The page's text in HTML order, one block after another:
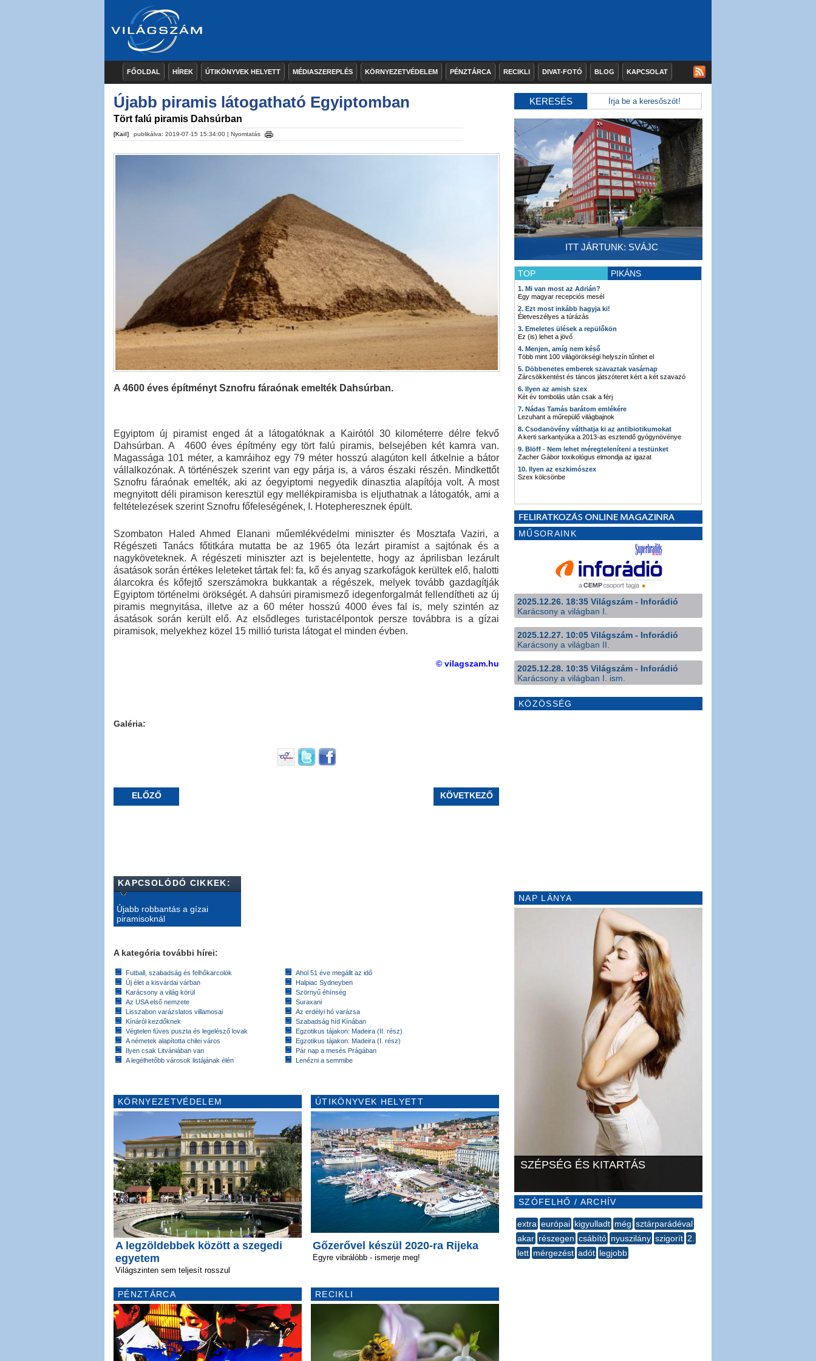
FŐOLDAL HÍREK ÚTIKÖNYVEK HELYETT MÉDIASZEREPLÉS KÖRNYEZETVÉDELEM PÉNZTÁRCA RECIKLI DIVAT-FOTÓ BLOG KAPCSOLAT
Újabb piramis látogatható Egyiptomban
Tört falú piramis Dahsúrban
[Kail] publikálva: 2019-07-15 15:34:00 | Nyomtatás
A 4600 éves építményt Sznofru fáraónak emelték Dahsúrban.
Egyiptom új piramist enged át a látogatóknak a Kairótól 30 kilométerre délre fekvő
Dahsúrban. A 4600 éves építmény egy tört falú piramis, belsejében két kamra van.
Magassága 101 méter, a kamráihoz egy 79 méter hosszú alagúton kell átkelnie a bátor
vállalkozónak. A történészek szerint van egy párja is, a város északi részén. Mindkettőt
Sznofru fáraónak emelték, aki az óegyiptomi negyedik dinasztia alapítója volt. A most
megnyitott déli piramison keresztül egy mellékpiramisba is eljuthatnak a látogatók, ami a
feltételezések szerint Sznofru főfeleségének, I. Hotepheresznek épült.
Szombaton Haled Ahmed Elanani műemlékvédelmi miniszter és Mosztafa Vaziri, a
Régészeti Tanács főtitkára mutatta be az 1965 óta lezárt piramist a sajtónak és a
nagyköveteknek. A régészeti miniszter azt is bejelentette, hogy az áprilisban lezárult
ásatások során értékes leleteket tártak fel: fa, kő és anyag szarkofágok kerültek elő, halotti
álarcokra és kőfejtő szerszámokra bukkantak a régészek, melyek tovább gazdagítják
Egyiptom történelmi örökségét. A dahsúri piramismező idegenforgalmát fellendítheti az új
piramis megnyitása, illetve az a 60 méter hosszú 4000 éves fal is, mely szintén az
ásatások során került elő. Az elsődleges turistacélpontok persze továbbra is a gízai
piramisok, melyekhez közel 15 millió turista látogat el minden évben.
© vilagszam.hu
Galéria:
ELŐZŐ KÖVETKEZŐ
KAPCSOLÓDÓ CIKKEK:
Újabb robbantás a gízai
piramisoknál
A kategória további hírei:
Futball, szabadság és felhőkarcolók
Új élet a kisvárdai várban
Karácsony a világ körül
Az USA első nemzete
Lisszabon varázslatos villamosai
Kínáról kezdőknek
Végtelen füves puszta és legelésző lovak
A németek alapította chilei város
Ilyen csak Litvániában van
A legélhetőbb városok listájának élén
Ahol 51 éve megállt az idő
Halpiac Sydneyben
Szörnyű éhínség
Suraxani
Az erdélyi hó varázsa
Szabadság híd Kínában
Egzotikus tájakon: Madeira (II. rész)
Egzotikus tájakon: Madeira (I. rész)
Pár nap a mesés Prágában
Lenézni a semmibe
KÖRNYEZETVÉDELEM
A legzöldebbek között a szegedi
egyetem
Világszinten sem teljesít rosszul
PÉNZTÁRCA
ÚTIKÖNYVEK HELYETT
Gőzerővel készül 2020-ra Rijeka
Egyre vibrálóbb - ismerje meg!
RECIKLI
KERESÉS
ITT JÁRTUNK: SVÁJC
TOP PIKÁNS
1. Mi van most az Adrián?
Egy magyar recepciós mesél
2. Ezt most inkább hagyja ki!
Életveszélyes a túrázás
3. Emeletes ülések a repülőkön
Ez (is) lehet a jövő
4. Menjen, amíg nem késő
Több mint 100 világörökségi helyszín tűnhet el
5. Döbbenetes emberek szavaztak vasárnap
Zárcsökkentést és táncos játszóteret kért a két szavazó
6. Ilyen az amish szex
Két év tombolás után csak a férj
7. Nádas Tamás barátom emlékére
Lezuhant a műrepülő világbajnok
8. Csodanövény válthatja ki az antibiotikumokat
A kerti sarkantyúka a 2013-as esztendő gyógynövénye
9. Blöff - Nem lehet méregteleníteni a testünket
Zacher Gábor toxikológus elmondja az igazat
10. Ilyen az eszkimószex
Szex kölcsönbe
MŰSORAINK
2025.12.26. 18:35 Világszám - Inforádió
Karácsony a világban I.
2025.12.27. 10:05 Világszám - Inforádió
Karácsony a világban II.
2025.12.28. 10:35 Világszám - Inforádió
Karácsony a világban I. ism.
KÖZÖSSÉG
NAP LÁNYA
SZÉPSÉG ÉS KITARTÁS
SZÓFELHŐ / ARCHÍV
extra európai kigyulladt még sztárparádéval
akar részegen csábító nyuszilány szigorít 2.
lett mérgezést adót legjobb